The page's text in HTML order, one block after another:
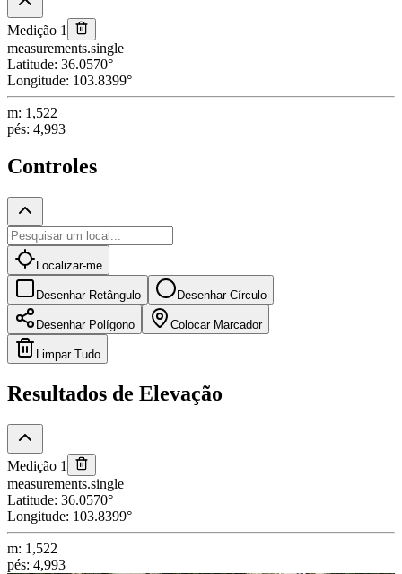
Medição 1
measurements.single
Latitude: 36.0570°
Longitude: 103.8399°
m: 1,522
pés: 4,993
Controles
Localizar-me
Desenhar Retângulo Desenhar Círculo
Desenhar Polígono Colocar Marcador
Limpar Tudo
Resultados de Elevação
Medição 1
measurements.single
Latitude: 36.0570°
Longitude: 103.8399°
m: 1,522
pés: 4,993